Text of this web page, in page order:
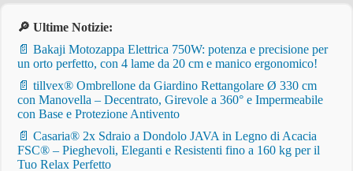
🔎 Ultime Notizie:
📄 Bakaji Motozappa Elettrica 750W: potenza e precisione per
un orto perfetto, con 4 lame da 20 cm e manico ergonomico!
📄 tillvex® Ombrellone da Giardino Rettangolare Ø 330 cm
con Manovella – Decentrato, Girevole a 360° e Impermeabile
con Base e Protezione Antivento
📄 Casaria® 2x Sdraio a Dondolo JAVA in Legno di Acacia
FSC® – Pieghevoli, Eleganti e Resistenti fino a 160 kg per il
Tuo Relax Perfetto